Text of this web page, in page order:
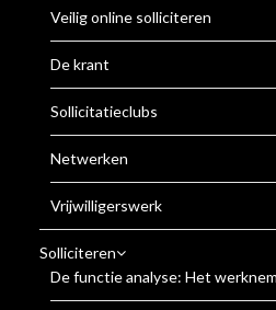
Veilig online solliciteren
De krant
Sollicitatieclubs
Netwerken
Vrijwilligerswerk
Solliciteren
De functie analyse: Het